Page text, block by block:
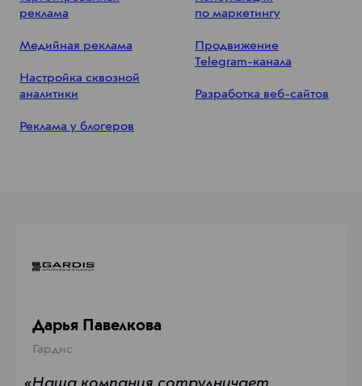
реклама
Медийная реклама
Настройка сквозной
аналитики
Реклама у блогеров
по маркетингу
Продвижение
Telegram-канала
Разработка веб-сайтов
+7 (383) 363-363-1
1970-01-01 Дарья Павелкова, Гардис
Космос-Веб
Дарья Павелкова
Гардис